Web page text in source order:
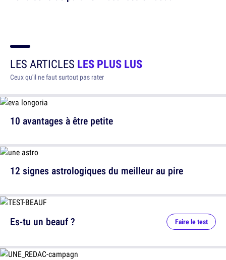
LES ARTICLES LES PLUS LUS
Ceux qu'il ne faut surtout pas rater
10 avantages à être petite
12 signes astrologiques du meilleur au pire
Es-tu un beauf ? Faire le test